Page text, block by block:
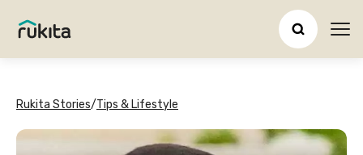
Rukita Stories/Tips & Lifestyle